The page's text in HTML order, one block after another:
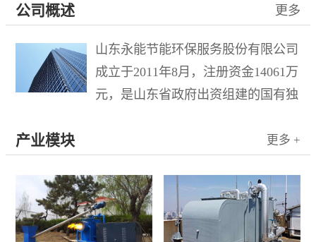
公司概述 更多
山东永能节能环保服务股份有限公司
成立于2011年8月，注册资金14061万
元，是山东省政府出资组建的国有独
所有制企业，于2015年10月21日在新
保”，股票代码833778。公司...
产业模块 更多 +